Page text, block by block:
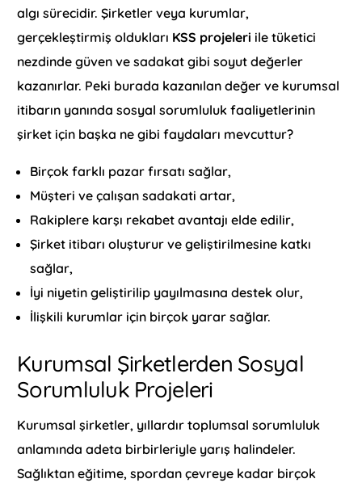
algı sürecidir. Şirketler veya kurumlar,
gerçekleştirmiş oldukları KSS projeleri ile tüketici
nezdinde güven ve sadakat gibi soyut değerler
kazanırlar. Peki burada kazanılan değer ve kurumsal
itibarın yanında sosyal sorumluluk faaliyetlerinin
şirket için başka ne gibi faydaları mevcuttur?
Birçok farklı pazar fırsatı sağlar,
Müşteri ve çalışan sadakati artar,
Rakiplere karşı rekabet avantajı elde edilir,
Şirket itibarı oluşturur ve geliştirilmesine katkı
sağlar,
İyi niyetin geliştirilip yayılmasına destek olur,
İlişkili kurumlar için birçok yarar sağlar.
Kurumsal Şirketlerden Sosyal
Sorumluluk Projeleri
Kurumsal şirketler, yıllardır toplumsal sorumluluk
anlamında adeta birbirleriyle yarış halindeler.
Sağlıktan eğitime, spordan çevreye kadar birçok